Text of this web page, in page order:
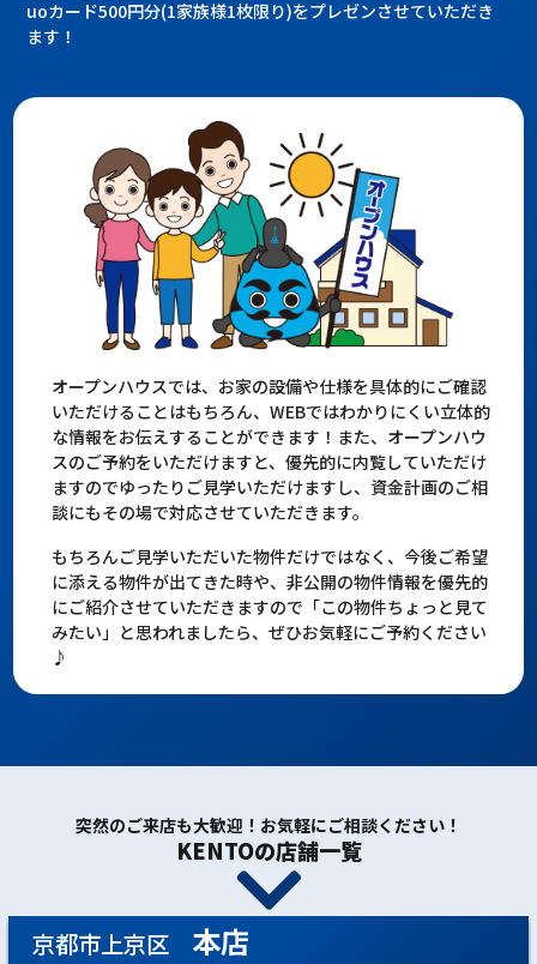
uoカード500円分(1家族様1枚限り)をプレゼンさせていただき
ます！
オープンハウスでは、お家の設備や仕様を具体的にご確認
いただけることはもちろん、WEBではわかりにくい立体的
な情報をお伝えすることができます！また、オープンハウ
スのご予約をいただけますと、優先的に内覧していただけ
ますのでゆったりご見学いただけますし、資金計画のご相
談にもその場で対応させていただきます。
もちろんご見学いただいた物件だけではなく、今後ご希望
に添える物件が出てきた時や、非公開の物件情報を優先的
にご紹介させていただきますので「この物件ちょっと見て
みたい」と思われましたら、ぜひお気軽にご予約ください
♪
突然のご来店も大歓迎！お気軽にご相談ください！
KENTOの店舗一覧
京都市上京区 本店